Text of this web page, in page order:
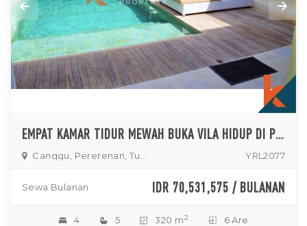
EMPAT KAMAR TIDUR MEWAH BUKA VILA HIDUP DI PERERENAN
YRL2077
Sewa Bulanan IDR 70,531,575 / BULANAN
4 5 320 m 2 6 Are